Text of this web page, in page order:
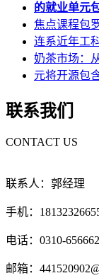
的就业单元
焦点课程包
连系近年工
奶茶市场：
元将开源包
联系我们
CONTACT US
联系人：郭经理
手机：
电话：0310-
邮箱：